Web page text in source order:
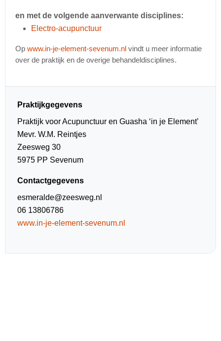
en met de volgende aanverwante disciplines:
Electro-acupunctuur
Opwww.in-je-element-sevenum.nl vindt u meer informatie
over de praktijk en de overige behandeldisciplines.
Praktijkgegevens
Praktijk voor Acupunctuur en Guasha ‘in je Element’
Mevr. W.M. Reintjes
Zeesweg 30
5975 PP Sevenum
Contactgegevens
esmeralde@zeesweg.nl
06 13806786
www.in-je-element-sevenum.nl